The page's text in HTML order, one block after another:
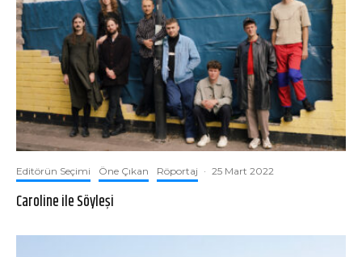
Editörün Seçimi Öne Çıkan Röportaj · 25 Mart 2022
Caroline ile Söyleşi